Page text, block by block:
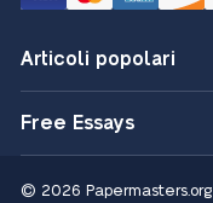
Articoli popolari
Free Essays
© 2026 Papermasters.org